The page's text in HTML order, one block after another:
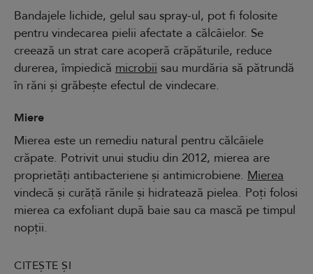
Bandajele lichide, gelul sau spray-ul, pot fi folosite
pentru vindecarea pielii afectate a călcâielor. Se
creează un strat care acoperă crăpăturile, reduce
durerea, împiedică microbii sau murdăria să pătrundă
în răni și grăbește efectul de vindecare.
Miere
Mierea este un remediu natural pentru călcâiele
crăpate. Potrivit unui studiu din 2012, mierea are
proprietăți antibacteriene și antimicrobiene. Mierea
vindecă și curăță rănile și hidratează pielea. Poți folosi
mierea ca exfoliant după baie sau ca mască pe timpul
nopții.
CITEȘTE ȘI